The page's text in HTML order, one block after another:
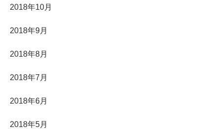
2018年10月
2018年9月
2018年8月
2018年7月
2018年6月
2018年5月